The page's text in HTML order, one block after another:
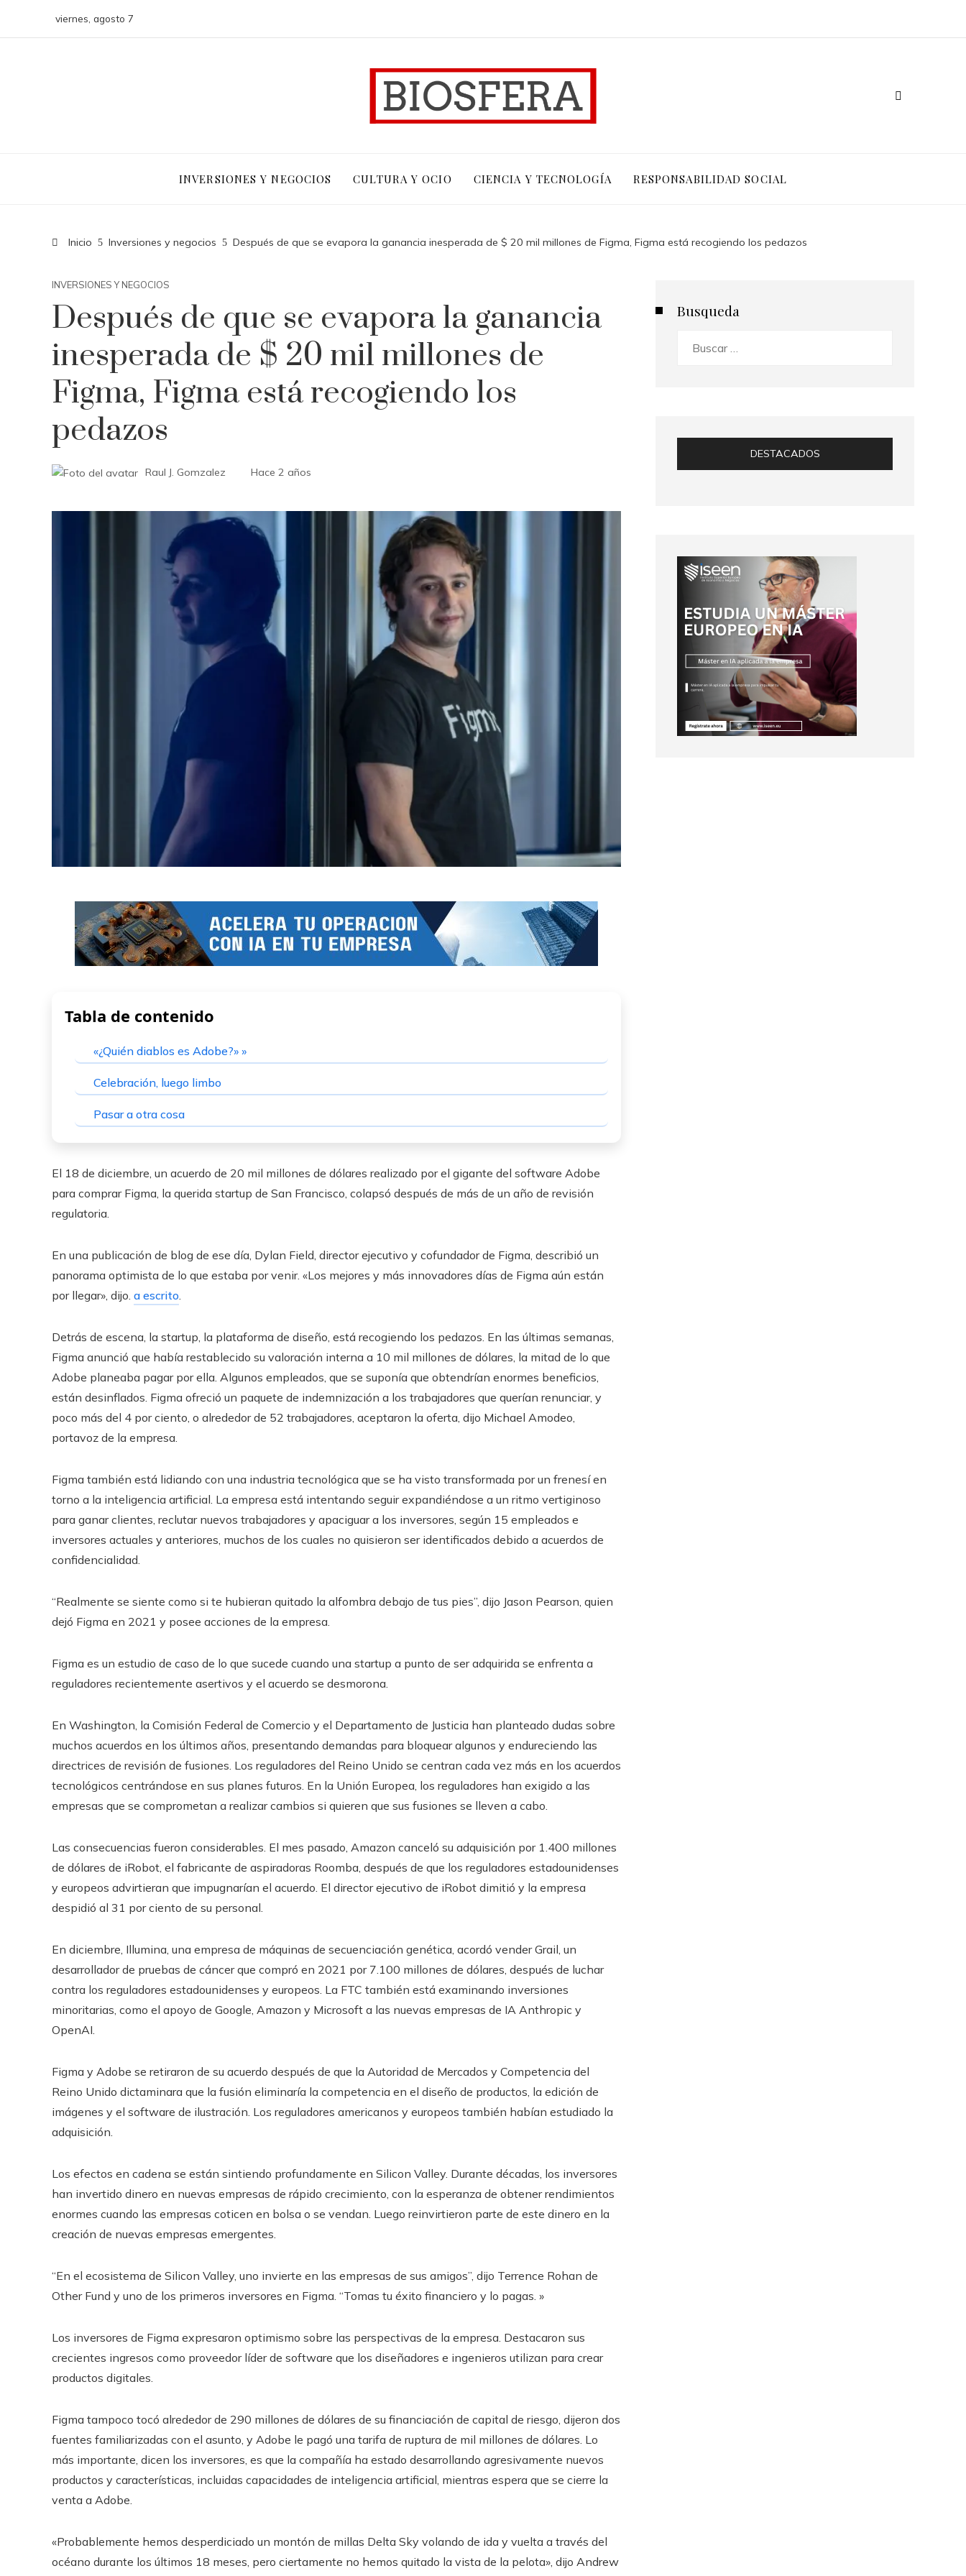
viernes, agosto 7
INVERSIONES Y NEGOCIOS CULTURA Y OCIO CIENCIA Y TECNOLOGÍA RESPONSABILIDAD SOCIAL
Inicio Inversiones y negocios Después de que se evapora la ganancia inesperada de $ 20 mil millones de Figma, Figma está recogiendo los pedazos
INVERSIONES Y NEGOCIOS
Después de que se evapora la ganancia
inesperada de $ 20 mil millones de
Figma, Figma está recogiendo los
pedazos
Raul J. Gomzalez Hace 2 años
Tabla de contenido
«¿Quién diablos es Adobe?» »
Celebración, luego limbo
Pasar a otra cosa
El 18 de diciembre, un acuerdo de 20 mil millones de dólares realizado por el gigante del software Adobe
para comprar Figma, la querida startup de San Francisco, colapsó después de más de un año de revisión
regulatoria.
En una publicación de blog de ese día, Dylan Field, director ejecutivo y cofundador de Figma, describió un
panorama optimista de lo que estaba por venir. «Los mejores y más innovadores días de Figma aún están
por llegar», dijo. a escrito
Detrás de escena, la startup, la plataforma de diseño, está recogiendo los pedazos. En las últimas semanas,
Figma anunció que había restablecido su valoración interna a 10 mil millones de dólares, la mitad de lo que
Adobe planeaba pagar por ella. Algunos empleados, que se suponía que obtendrían enormes beneficios,
están desinflados. Figma ofreció un paquete de indemnización a los trabajadores que querían renunciar, y
poco más del 4 por ciento, o alrededor de 52 trabajadores, aceptaron la oferta, dijo Michael Amodeo,
portavoz de la empresa.
Figma también está lidiando con una industria tecnológica que se ha visto transformada por un frenesí en
torno a la inteligencia artificial. La empresa está intentando seguir expandiéndose a un ritmo vertiginoso
para ganar clientes, reclutar nuevos trabajadores y apaciguar a los inversores, según 15 empleados e
inversores actuales y anteriores, muchos de los cuales no quisieron ser identificados debido a acuerdos de
confidencialidad.
“Realmente se siente como si te hubieran quitado la alfombra debajo de tus pies”, dijo Jason Pearson, quien
dejó Figma en 2021 y posee acciones de la empresa.
Figma es un estudio de caso de lo que sucede cuando una startup a punto de ser adquirida se enfrenta a
reguladores recientemente asertivos y el acuerdo se desmorona.
En Washington, la Comisión Federal de Comercio y el Departamento de Justicia han planteado dudas sobre
muchos acuerdos en los últimos años, presentando demandas para bloquear algunos y endureciendo las
directrices de revisión de fusiones. Los reguladores del Reino Unido se centran cada vez más en los acuerdos
tecnológicos centrándose en sus planes futuros. En la Unión Europea, los reguladores han exigido a las
empresas que se comprometan a realizar cambios si quieren que sus fusiones se lleven a cabo.
Las consecuencias fueron considerables. El mes pasado, Amazon canceló su adquisición por 1.400 millones
de dólares de iRobot, el fabricante de aspiradoras Roomba, después de que los reguladores estadounidenses
y europeos advirtieran que impugnarían el acuerdo. El director ejecutivo de iRobot dimitió y la empresa
despidió al 31 por ciento de su personal.
En diciembre, Illumina, una empresa de máquinas de secuenciación genética, acordó vender Grail, un
desarrollador de pruebas de cáncer que compró en 2021 por 7.100 millones de dólares, después de luchar
contra los reguladores estadounidenses y europeos. La FTC también está examinando inversiones
minoritarias, como el apoyo de Google, Amazon y Microsoft a las nuevas empresas de IA Anthropic y
OpenAI.
Figma y Adobe se retiraron de su acuerdo después de que la Autoridad de Mercados y Competencia del
Reino Unido dictaminara que la fusión eliminaría la competencia en el diseño de productos, la edición de
imágenes y el software de ilustración. Los reguladores americanos y europeos también habían estudiado la
adquisición.
Los efectos en cadena se están sintiendo profundamente en Silicon Valley. Durante décadas, los inversores
han invertido dinero en nuevas empresas de rápido crecimiento, con la esperanza de obtener rendimientos
enormes cuando las empresas coticen en bolsa o se vendan. Luego reinvirtieron parte de este dinero en la
creación de nuevas empresas emergentes.
“En el ecosistema de Silicon Valley, uno invierte en las empresas de sus amigos”, dijo Terrence Rohan de
Other Fund y uno de los primeros inversores en Figma. “Tomas tu éxito financiero y lo pagas. »
Los inversores de Figma expresaron optimismo sobre las perspectivas de la empresa. Destacaron sus
crecientes ingresos como proveedor líder de software que los diseñadores e ingenieros utilizan para crear
productos digitales.
Figma tampoco tocó alrededor de 290 millones de dólares de su financiación de capital de riesgo, dijeron dos
fuentes familiarizadas con el asunto, y Adobe le pagó una tarifa de ruptura de mil millones de dólares. Lo
más importante, dicen los inversores, es que la compañía ha estado desarrollando agresivamente nuevos
productos y características, incluidas capacidades de inteligencia artificial, mientras espera que se cierre la
venta a Adobe.
«Probablemente hemos desperdiciado un montón de millas Delta Sky volando de ida y vuelta a través del
océano durante los últimos 18 meses, pero ciertamente no hemos quitado la vista de la pelota», dijo Andrew
Busqueda
DESTACADOS